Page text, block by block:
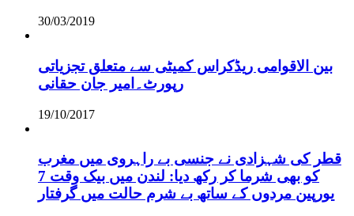
30/03/2019
بین الاقوامی ریڈکراس کمیٹی سے متعلق تجزیاتی
رپورٹ۔امیر جان حقانی
19/10/2017
قطر کی شہزادی نے جنسی بے راہروی میں مغرب
کو بھی شرما کر رکھ دیا: لندن میں بیک وقت 7
یورپین مردوں کے ساتھ بے شرم حالت میں گرفتار